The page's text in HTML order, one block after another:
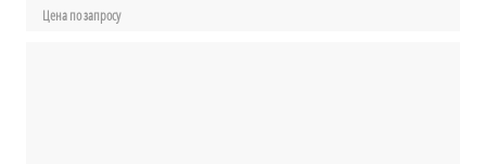
Цена по запросу